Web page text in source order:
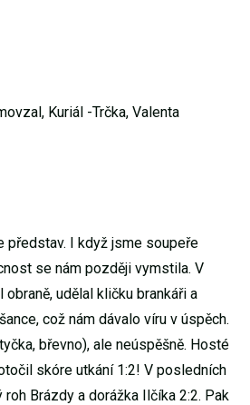
Kuriál -Trčka, Valenta
představ. I když jsme soupeře
se nám později vymstila. V
udělal kličku brankáři a
což nám dávalo víru v úspěch.
břevno), ale neúspěšně. Hosté
skóre utkání 1:2! V posledních
Brázdy a dorážka Ilčíka 2:2. Pak